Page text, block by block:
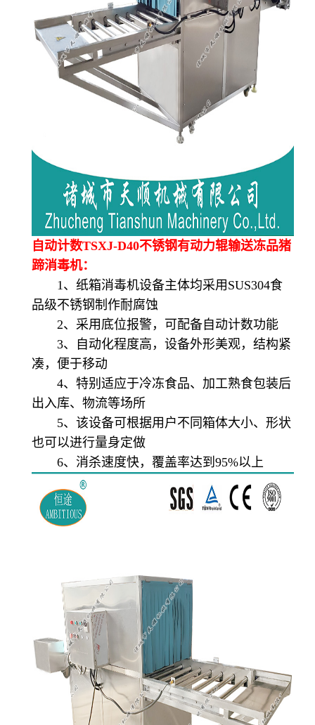
自动计数TSXJ-D40不锈钢有动力辊输送冻品猪
蹄消毒机：
1、纸箱消毒机设备主体均采用SUS304食
品级不锈钢制作耐腐蚀
2、采用底位报警，可配备自动计数功能
3、自动化程度高，设备外形美观，结构紧
凑，便于移动
4、特别适应于冷冻食品、加工熟食包装后
出入库、物流等场所
5、该设备可根据用户不同箱体大小、形状
也可以进行量身定做
6、消杀速度快，覆盖率达到95%以上